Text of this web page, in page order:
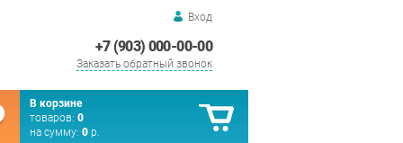
Вход
+7 (903) 000-00-00
Заказать обратный звонок
В корзине
товаров: 0
на сумму: 0 р.